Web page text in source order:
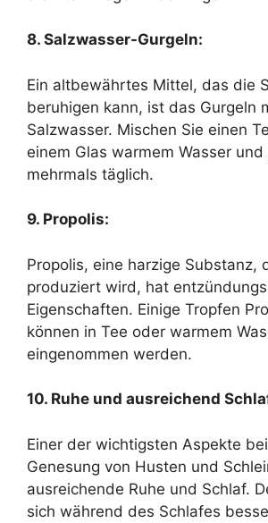
8. Salzwasser-Gurgeln:
Ein altbewährtes Mittel, das die
beruhigen kann, ist das Gurgeln
Salzwasser. Mischen Sie einen
einem Glas warmem Wasser und
mehrmals täglich.
9. Propolis:
Propolis, eine harzige Substanz,
produziert wird, hat
Eigenschaften. Einige Tropfen
können in Tee oder warmem
eingenommen werden.
10. Ruhe und ausreichend
Einer der wichtigsten Aspekte
Genesung von Husten und
ausreichende Ruhe und Schlaf.
sich während des Schlafes